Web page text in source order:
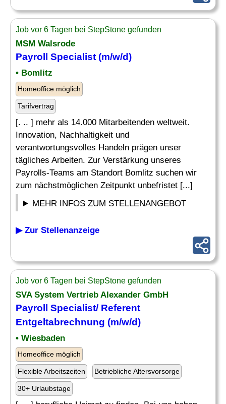
Job vor 6 Tagen bei StepStone gefunden
MSM Walsrode
Payroll Specialist (m/w/d)
• Bomlitz
Homeoffice möglich
Tarifvertrag
[. .. ] mehr als 14.000 Mitarbeitenden weltweit.
Innovation, Nachhaltigkeit und
verantwortungsvolles Handeln prägen unser
tägliches Arbeiten. Zur Verstärkung unseres
Payrolls-Teams am Standort Bomlitz suchen wir
zum nächstmöglichen Zeitpunkt unbefristet [...]
MEHR INFOS ZUM STELLENANGEBOT
▶ Zur Stellenanzeige
Job vor 6 Tagen bei StepStone gefunden
SVA System Vertrieb Alexander GmbH
Payroll Specialist/ Referent
Entgeltabrechnung (m/w/d)
• Wiesbaden
Homeoffice möglich
Flexible Arbeitszeiten Betriebliche Altersvorsorge
30+ Urlaubstage